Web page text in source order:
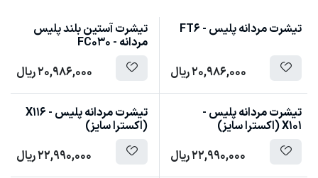
تیشرت مردانه پلیس - FT6
20,986,000ریال
تیشرت آستین بلند پلیس
مردانه - FC030
20,986,000ریال
تیشرت مردانه پلیس -
X101 (اکسترا سایز)
22,990,000ریال
تیشرت مردانه پلیس - X116
(اکسترا سایز)
22,990,000ریال